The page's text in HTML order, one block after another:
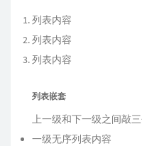
列表内容
列表内容
列表内容
列表嵌套
上一级和下一级之间敲
一级无序列表内容